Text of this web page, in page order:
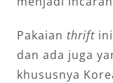
Pakaian thriftini
dan ada juga
khususnya